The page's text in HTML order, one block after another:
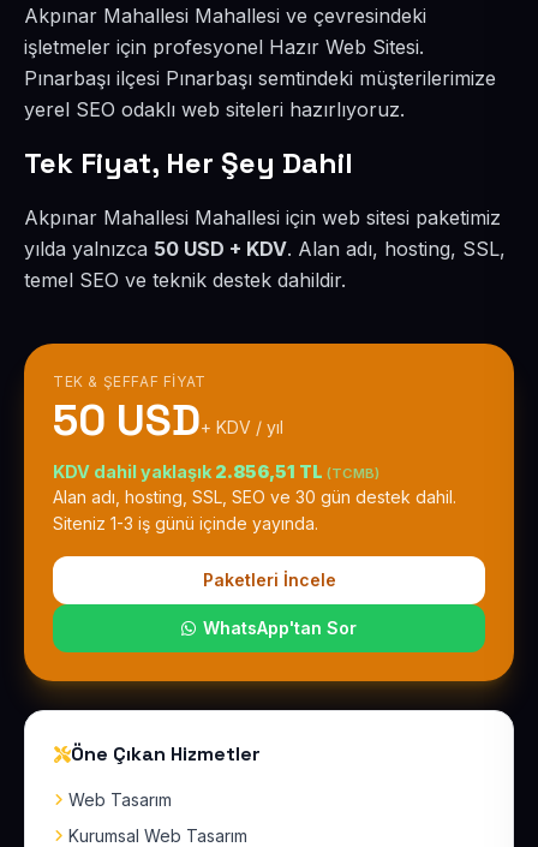
Akpınar Mahallesi Mahallesi ve çevresindeki
işletmeler için profesyonel Hazır Web Sitesi.
Pınarbaşı ilçesi Pınarbaşı semtindeki müşterilerimize
yerel SEO odaklı web siteleri hazırlıyoruz.
Tek Fiyat, Her Şey Dahil
Akpınar Mahallesi Mahallesi için web sitesi paketimiz
yılda yalnızca 50 USD + KDV. Alan adı, hosting, SSL,
temel SEO ve teknik destek dahildir.
TEK & ŞEFFAF FIYAT
50 USD+ KDV / yıl
KDV dahil yaklaşık 2.856,51 TL (TCMB)
Alan adı, hosting, SSL, SEO ve 30 gün destek dahil.
Siteniz 1-3 iş günü içinde yayında.
Paketleri İncele
WhatsApp'tan Sor
Öne Çıkan Hizmetler
Web Tasarım
Kurumsal Web Tasarım